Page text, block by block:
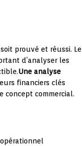
prouvé et réussi. Le
d’analyser les
Une analyse
financiers clés
concept commercial.